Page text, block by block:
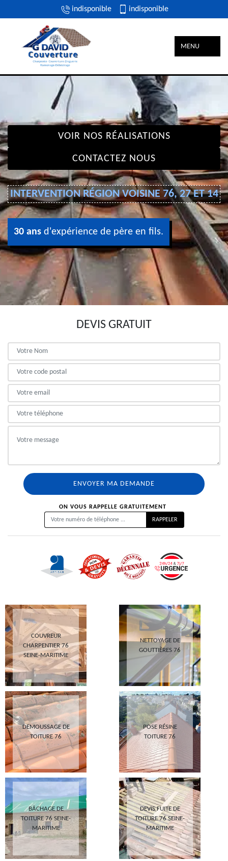
indisponible indisponible
MENU
VOIR NOS RÉALISATIONS
CONTACTEZ NOUS
INTERVENTION RÉGION VOISINE 76, 27 ET 14
30 ans d'expérience de père en fils.
DEVIS GRATUIT
ON VOUS RAPPELLE GRATUITEMENT
COUVREUR
CHARPENTIER 76
SEINE-MARITIME
NETTOYAGE DE
GOUTTIÈRES 76
DEMOUSSAGE DE
TOITURE 76
POSE RÉSINE
TOITURE 76
BÂCHAGE DE
TOITURE 76 SEINE-
MARITIME
DEVIS FUITE DE
TOITURE 76 SEINE-
MARITIME